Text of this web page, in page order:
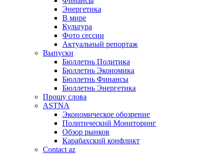
Энергетика
В мире
Культура
Фото сессии
Актуальный репортаж
Выпуски
Бюллетнь Политика
Бюллетнь Экономика
Бюллетнь Финансы
Бюллетнь Энергетика
Прошу слова
ASTNA
Экономическое обозрение
Политический Мониторинг
Обзор рынков
Карабахский конфликт
Contact az